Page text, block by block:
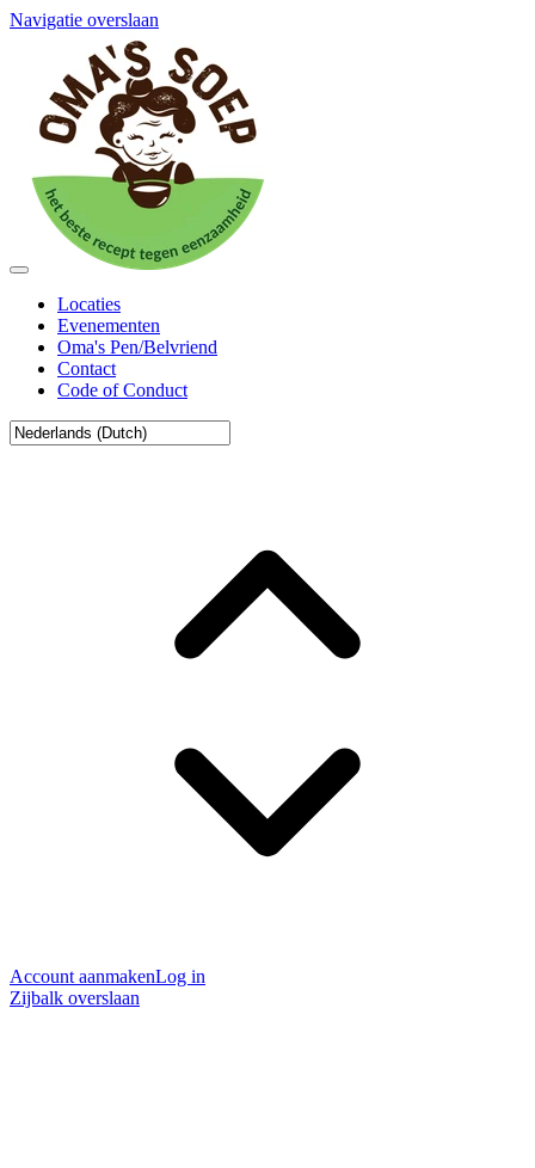
Navigatie overslaan
Locaties
Evenementen
Oma's Pen/Belvriend
Contact
Code of Conduct
Account aanmakenLog in
Zijbalk overslaan